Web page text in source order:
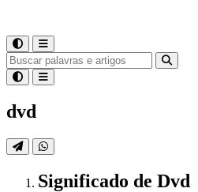
dvd
Significado de Dvd